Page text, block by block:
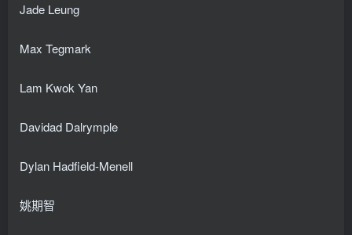
Jade Leung
Max Tegmark
Lam Kwok Yan
Davidad Dalrymple
Dylan Hadfield-Menell
姚期智